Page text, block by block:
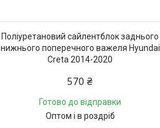
Поліуретановий сайлентблок заднього
нижнього поперечного важеля Hyundai
Creta 2014-2020
570 ₴
Готово до відправки
Оптом і в роздріб